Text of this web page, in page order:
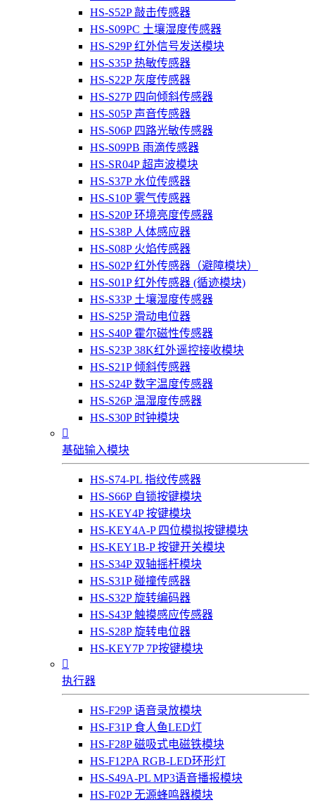
HS-S52P 敲击传感器
HS-S09PC 土壤湿度传感器
HS-S29P 红外信号发送模块
HS-S35P 热敏传感器
HS-S22P 灰度传感器
HS-S27P 四向倾斜传感器
HS-S05P 声音传感器
HS-S06P 四路光敏传感器
HS-S09PB 雨滴传感器
HS-SR04P 超声波模块
HS-S37P 水位传感器
HS-S10P 雾气传感器
HS-S20P 环境亮度传感器
HS-S38P 人体感应器
HS-S08P 火焰传感器
HS-S02P 红外传感器（避障模块）
HS-S01P 红外传感器 (循迹模块)
HS-S33P 土壤湿度传感器
HS-S25P 滑动电位器
HS-S40P 霍尔磁性传感器
HS-S23P 38K红外遥控接收模块
HS-S21P 倾斜传感器
HS-S24P 数字温度传感器
HS-S26P 温湿度传感器
HS-S30P 时钟模块

基础输入模块
HS-S74-PL 指纹传感器
HS-S66P 自锁按键模块
HS-KEY4P 按键模块
HS-KEY4A-P 四位模拟按键模块
HS-KEY1B-P 按键开关模块
HS-S34P 双轴摇杆模块
HS-S31P 碰撞传感器
HS-S32P 旋转编码器
HS-S43P 触摸感应传感器
HS-S28P 旋转电位器
HS-KEY7P 7P按键模块

执行器
HS-F29P 语音录放模块
HS-F31P 食人鱼LED灯
HS-F28P 磁吸式电磁铁模块
HS-F12PA RGB-LED环形灯
HS-S49A-PL MP3语音播报模块
HS-F02P 无源蜂鸣器模块